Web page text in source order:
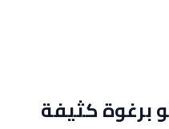
برغوة كثيفة